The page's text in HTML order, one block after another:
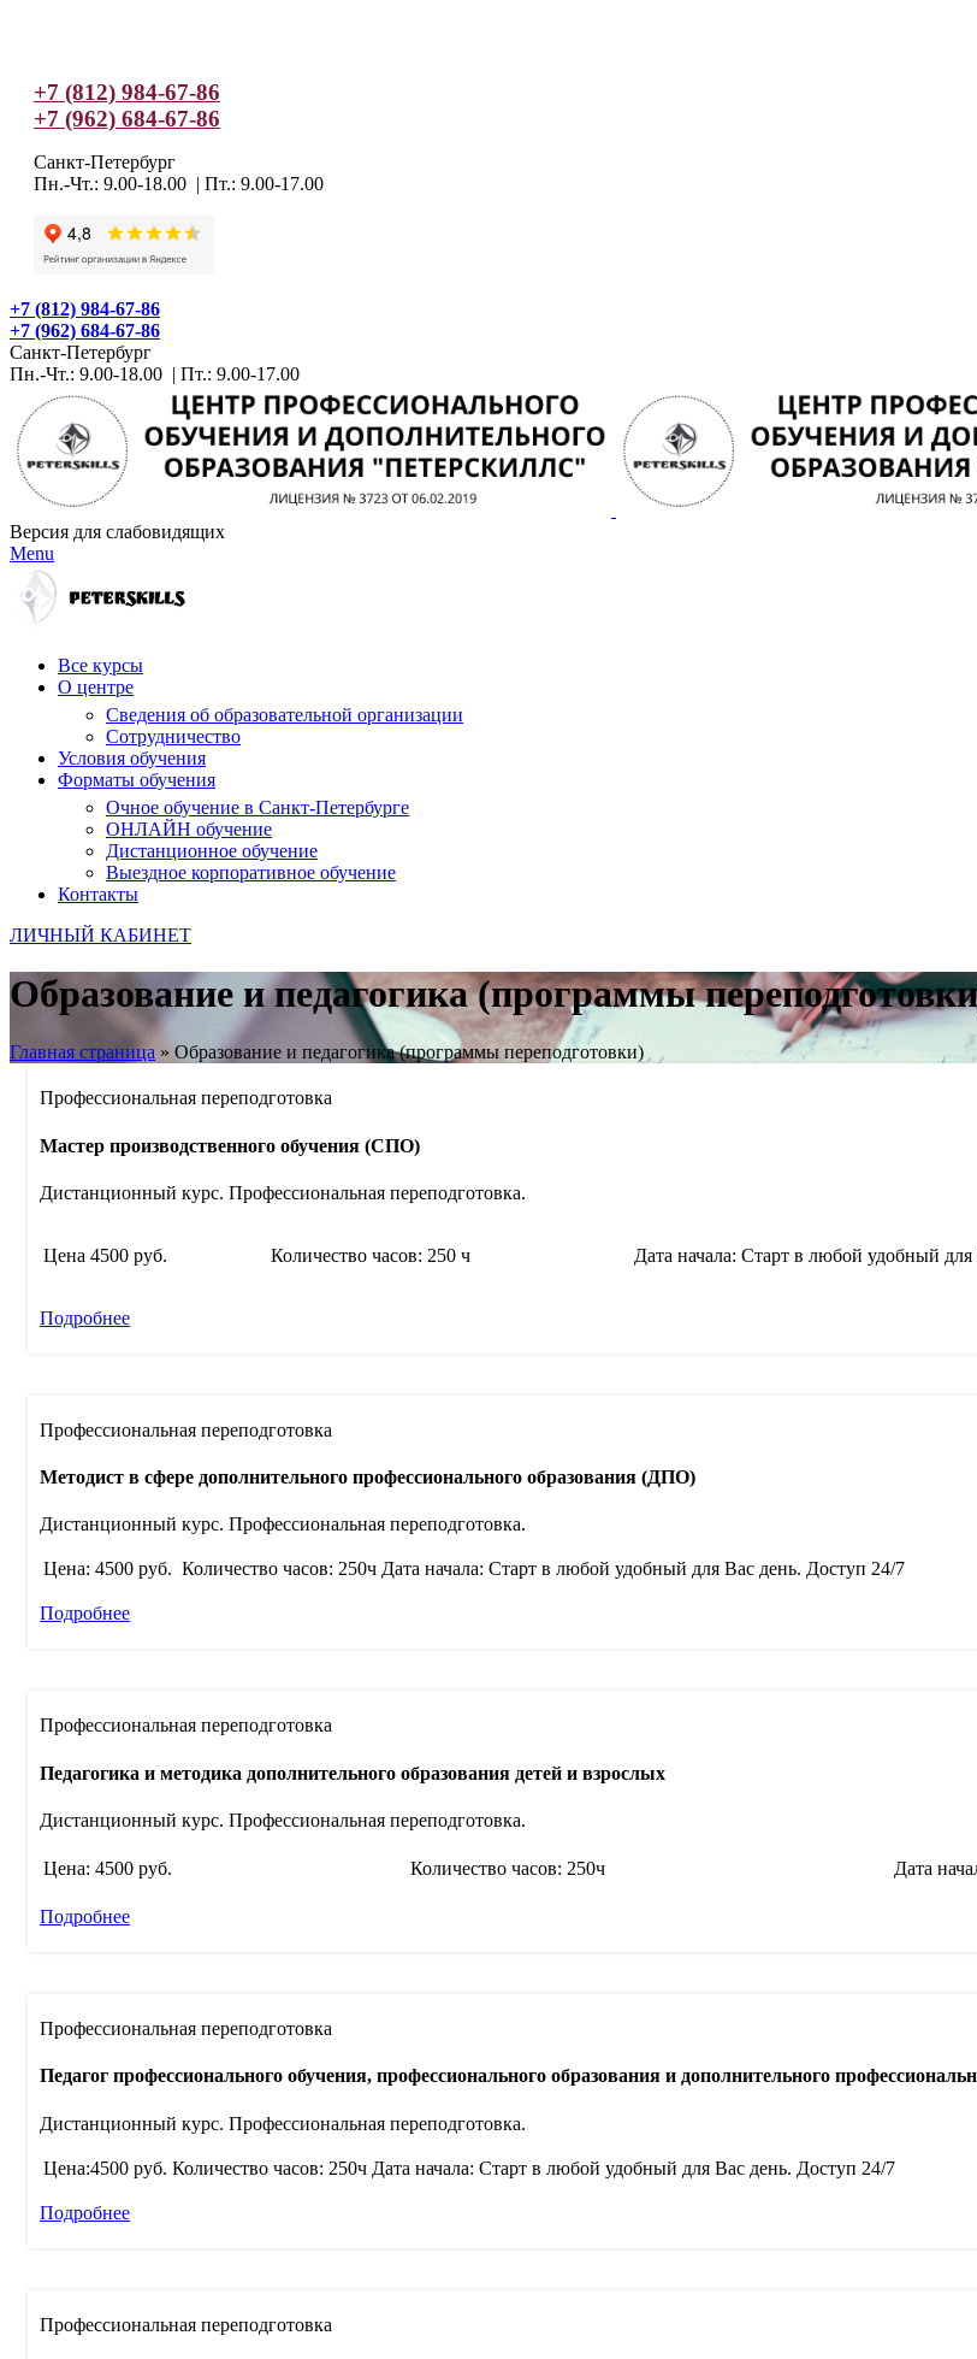
+7 (812) 984-67-86
+7 (962) 684-67-86
Санкт-Петербург
Пн.-Чт.: 9.00-18.00 | Пт.: 9.00-17.00
+7 (812) 984-67-86
+7 (962) 684-67-86
Санкт-Петербург
Пн.-Чт.: 9.00-18.00 | Пт.: 9.00-17.00
Версия для слабовидящих
Menu
Все курсы
О центре
Сведения об образовательной организации
Сотрудничество
Условия обучения
Форматы обучения
Очное обучение в Санкт-Петербурге
ОНЛАЙН обучение
Дистанционное обучение
Выездное корпоративное обучение
Контакты
ЛИЧНЫЙ КАБИНЕТ
Образование и педагогика (программы
Главная страница » Образование и педагогика (программы переподготовки)
Профессиональная переподготовка
Мастер производственного обучения (СПО)
Дистанционный курс. Профессиональная переподготовка.
Цена 4500 руб. Количество часов: 250 ч Дата начала: Старт в любой удобный
Подробнее
Профессиональная переподготовка
Методист в сфере дополнительного профессионального образования (ДПО)
Дистанционный курс. Профессиональная переподготовка.
Цена: 4500 руб. Количество часов: 250ч Дата начала: Старт в любой удобный для Вас день. Доступ 24/7
Подробнее
Профессиональная переподготовка
Педагогика и методика дополнительного образования детей и взрослых
Дистанционный курс. Профессиональная переподготовка.
Цена: 4500 руб. Количество часов: 250ч Дата
Подробнее
Профессиональная переподготовка
Педагог профессионального обучения, профессионального образования и дополнительного
Дистанционный курс. Профессиональная переподготовка.
Цена:4500 руб. Количество часов: 250ч Дата начала: Старт в любой удобный для Вас день. Доступ 24/7
Подробнее
Профессиональная переподготовка